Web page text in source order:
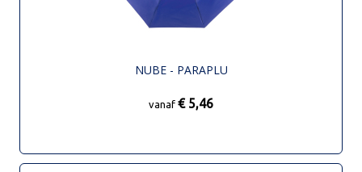
NUBE - PARAPLU
vanaf € 5,46